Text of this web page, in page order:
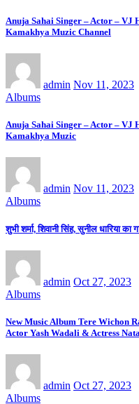
Anuja Sahai Singer – Actor – VJ
Kamakhya Muzic Channel
admin Nov 11, 2023
Albums
Anuja Sahai Singer – Actor – VJ
Kamakhya Muzic
admin Nov 11, 2023
Albums
शुभी शर्मा, शिवानी सिंह, सुनील धारिया
admin Oct 27, 2023
Albums
New Music Album Tere Wichon
Actor Yash Wadali & Actress
admin Oct 27, 2023
Albums